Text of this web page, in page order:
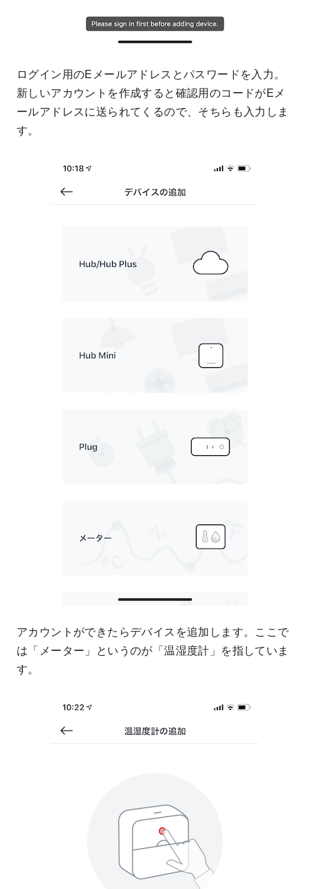
ログイン用のEメールアドレスとパスワードを入力。
新しいアカウントを作成すると確認用のコードがEメ
ールアドレスに送られてくるので、そちらも入力しま
す。
アカウントができたらデバイスを追加します。ここで
は「メーター」というのが「温湿度計」を指していま
す。